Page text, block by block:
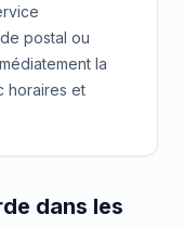
postal ou
la
horaires et
dans les